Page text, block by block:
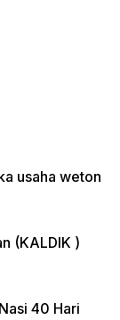
usaha weton
(KALDIK )
40 Hari